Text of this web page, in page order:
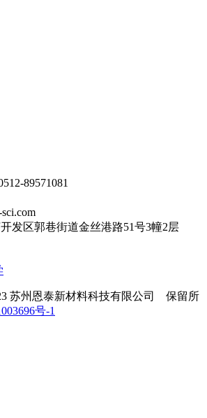
89571081
发区郭巷街道金丝港路51号3幢2层
苏州恩泰新材料科技有限公司 保留所
号-1